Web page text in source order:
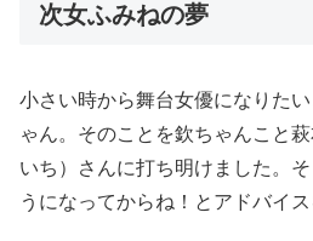
次女ふみねの夢
小さい時から舞台女優になりた
ゃん。そのことを欽ちゃんこと
いち）さんに打ち明けました。
うになってからね！とアドバイス